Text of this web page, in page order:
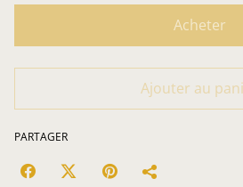
Acheter
Ajouter au
PARTAGER